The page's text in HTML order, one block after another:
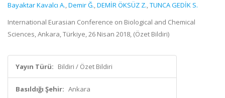
Bayaktar Kavalcı A.,Demir Ğ.,DEMİR ÖKSÜZ Z.,TUNCA GEDİK S.
International Eurasian Conference on Biological and Chemical
Sciences, Ankara, Türkiye, 26 Nisan 2018, (Özet Bildiri)
Yayın Türü: Bildiri / Özet Bildiri
Basıldığı Şehir: Ankara